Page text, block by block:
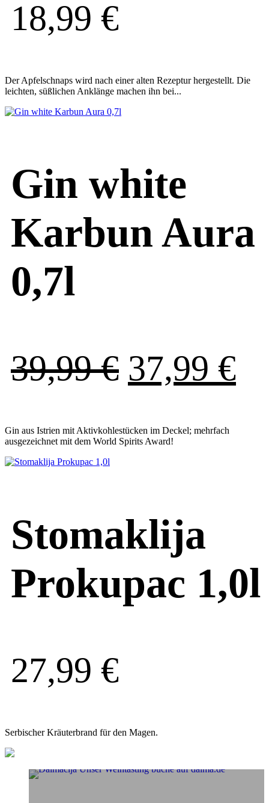
18,99 €
Der Apfelschnaps wird nach einer alten Rezeptur hergestellt. Die
leichten, süßlichen Anklänge machen ihn bei...
Gin white
Karbun Aura
0,7l
39,99€
war:
37,99 €
Gin aus Istrien mit Aktivkohlestücken im Deckel; mehrfach
ausgezeichnet mit dem World Spirits Award!
Stomaklija
Prokupac 1,0l
27,99 €
Serbischer Kräuterbrand für den Magen.